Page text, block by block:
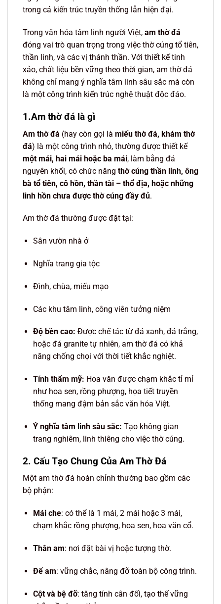
trong cả kiến trúc truyền thống lẫn hiện đại.
Trong văn hóa tâm linh người Việt, am thờ đá
đóng vai trò quan trọng trong việc thờ cúng tổ tiên,
thần linh, và các vị thánh thần. Với thiết kế tinh
xảo, chất liệu bền vững theo thời gian, am thờ đá
không chỉ mang ý nghĩa tâm linh sâu sắc mà còn
là một công trình kiến trúc nghệ thuật độc đáo.
1.Am thờ đá là gì
Am thờ đá (hay còn gọi là miếu thờ đá, khám thờ
đá) là một công trình nhỏ, thường được thiết kế
một mái, hai mái hoặc ba mái, làm bằng đá
nguyên khối, có chức năng thờ cúng thần linh, ông
bà tổ tiên, cô hồn, thần tài – thổ địa, hoặc những
linh hồn chưa được thờ cúng đầy đủ.
Am thờ đá thường được đặt tại:
Sân vườn nhà ở
Nghĩa trang gia tộc
Đình, chùa, miếu mạo
Các khu tâm linh, công viên tưởng niệm
Độ bền cao: Được chế tác từ đá xanh, đá trắng,
hoặc đá granite tự nhiên, am thờ đá có khả
năng chống chọi với thời tiết khắc nghiệt.
Tính thẩm mỹ: Hoa văn được chạm khắc tỉ mỉ
như hoa sen, rồng phượng, họa tiết truyền
thống mang đậm bản sắc văn hóa Việt.
Ý nghĩa tâm linh sâu sắc: Tạo không gian
trang nghiêm, linh thiêng cho việc thờ cúng.
2. Cấu Tạo Chung Của Am Thờ Đá
Một am thờ đá hoàn chỉnh thường bao gồm các
bộ phận:
Mái che: có thể là 1 mái, 2 mái hoặc 3 mái,
chạm khắc rồng phượng, hoa sen, hoa văn cổ.
Thân am: nơi đặt bài vị hoặc tượng thờ.
Đế am: vững chắc, nâng đỡ toàn bộ công trình.
Cột và bệ đỡ: tăng tính cân đối, tạo thế vững